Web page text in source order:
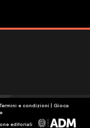
e condizioni | Gioca
editoriali